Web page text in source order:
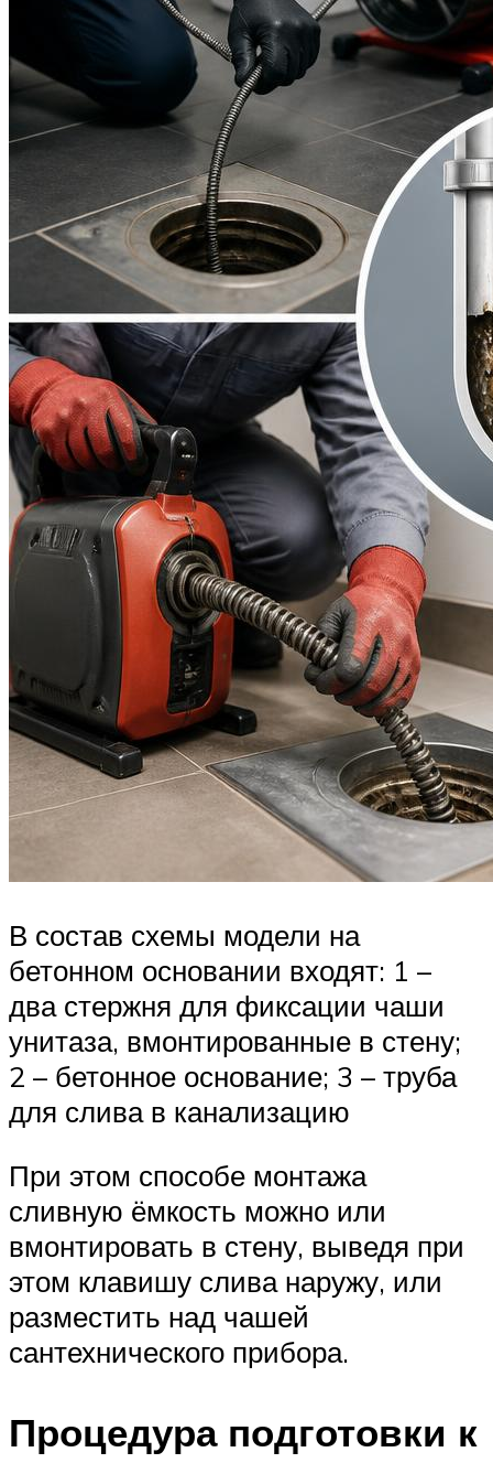
В состав схемы модели на
бетонном основании входят: 1 –
два стержня для фиксации чаши
унитаза, вмонтированные в стену;
2 – бетонное основание; 3 – труба
для слива в канализацию
При этом способе монтажа
сливную ёмкость можно или
вмонтировать в стену, выведя при
этом клавишу слива наружу, или
разместить над чашей
сантехнического прибора.
Процедура подготовки к